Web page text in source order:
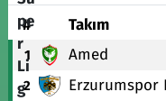
# Takım
1 Amed
2 Erzurumspor